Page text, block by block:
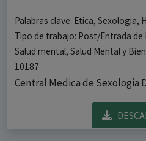
Palabras clave: Etica, Sexologia,
Tipo de trabajo: Post/Entrada de
Salud mental, Salud Mental y
10187
Central Medica de Sexologia